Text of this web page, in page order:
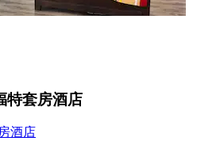
特套房酒店
酒店